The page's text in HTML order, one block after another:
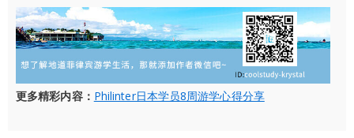
更多精彩内容： Philinter日本学员8周游学心得分享